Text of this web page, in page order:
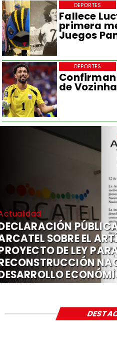
Fallece
primera
Juegos
DEPORTES
de
DEPORTES
Actualidad
DECLARACIÓN
ARCATEL SOBRE EL
PROYECTO DE LEY
RECONSTRUCCIÓN
DESARROLLO
SOCIAL